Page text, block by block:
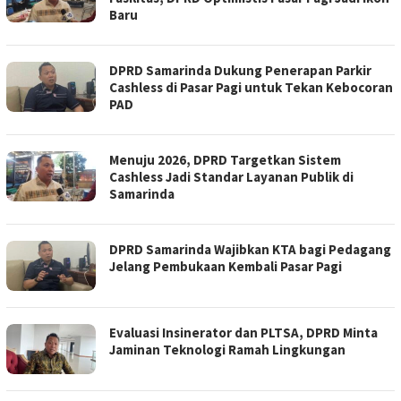
Baru
DPRD Samarinda Dukung Penerapan Parkir
Cashless di Pasar Pagi untuk Tekan Kebocoran
PAD
Menuju 2026, DPRD Targetkan Sistem
Cashless Jadi Standar Layanan Publik di
Samarinda
DPRD Samarinda Wajibkan KTA bagi Pedagang
Jelang Pembukaan Kembali Pasar Pagi
Evaluasi Insinerator dan PLTSA, DPRD Minta
Jaminan Teknologi Ramah Lingkungan